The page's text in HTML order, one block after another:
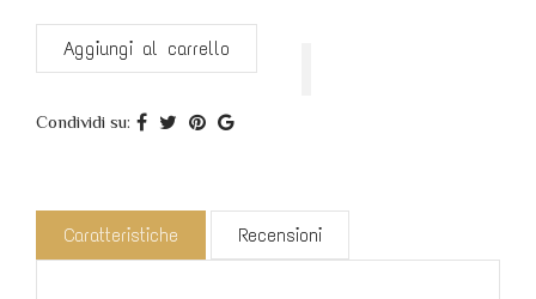
Aggiungi al carrello
Condividi su:
Caratteristiche Recensioni